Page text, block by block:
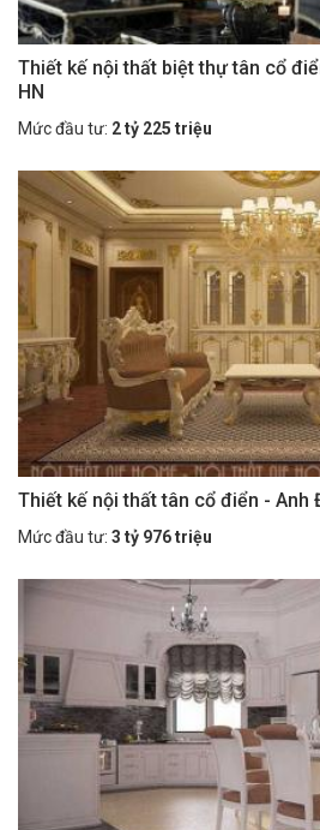
Thiết kế nội thất biệt thự tân cổ
HN
Mức đầu tư: 2 tỷ 225 triệu
Thiết kế nội thất tân cổ điển - Anh
Mức đầu tư: 3 tỷ 976 triệu